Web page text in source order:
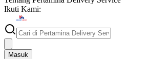
Ikuti Kami:
Masuk